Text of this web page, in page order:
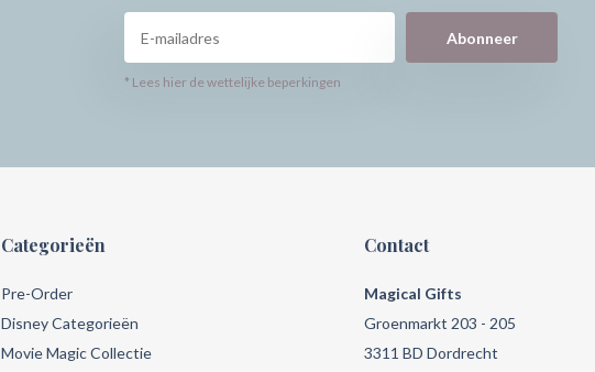
Abonneer
* Lees hier de wettelijke beperkingen
Categorieën
Pre-Order
Disney Categorieën
Movie Magic Collectie
Contact
Magical Gifts
Groenmarkt 203 - 205
3311 BD Dordrecht